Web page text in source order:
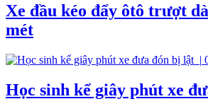
Xe đầu kéo đẩy ôtô trượt
mét
|
Học sinh kể giây phút xe